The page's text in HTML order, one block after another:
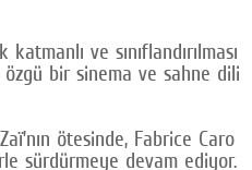
ve sınıflandırılması
bir sinema ve sahne dili
ötesinde, Fabrice Caro
sürdürmeye devam ediyor.